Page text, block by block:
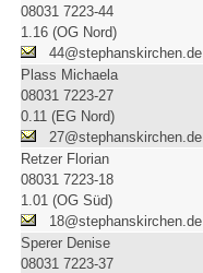
08031 7223-44
1.16 (OG Nord)
44@stephanskirchen.de
Plass Michaela
08031 7223-27
0.11 (EG Nord)
27@stephanskirchen.de
Retzer Florian
08031 7223-18
1.01 (OG Süd)
18@stephanskirchen.de
Sperer Denise
08031 7223-37